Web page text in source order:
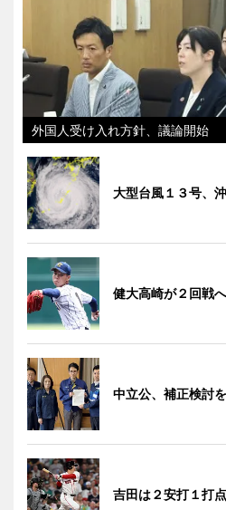
外国人受け入れ方針、議論開始
大型台風１３号、
健大高崎が２回戦
中立公、補正検討
吉田は２安打１打